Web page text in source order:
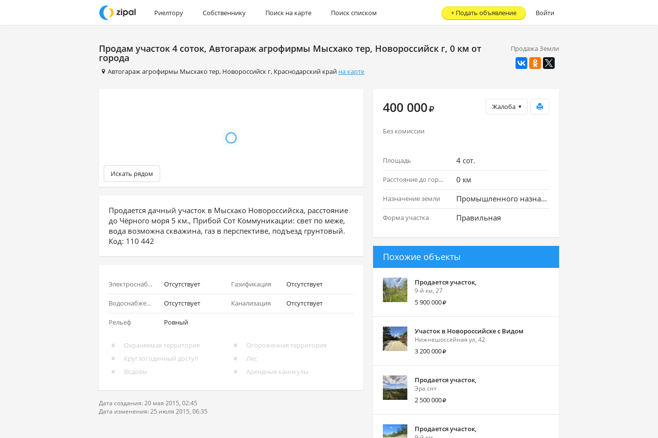
Риелтору Собственнику Поиск на карте Поиск списком Войти
+ Подать объявление
Продажа Земли
Продам участок 4 соток, Автогараж агрофирмы Мысхако тер, Новороссийск г, 0 км от
города
Автогараж агрофирмы Мысхако тер, Новороссийск г, Краснодарский край на карте
Искать рядом
Продается дачный участок в Мысхако Новороссийска, расстояние
до Чёрного моря 5 км., Прибой Сот Коммуникации: свет по меже,
вода возможна скважина, газ в перспективе, подъезд грунтовый.
Код: 110 442
Электроснабжение Отсутствует Газификация Отсутствует
Водоснабжение Отсутствует Канализация Отсутствует
Рельеф Ровный
Охраняемая территория
Огороженная территория
Круглогодичный доступ
Лес
Водоем
Арендные каникулы
Дата создания: 20 мая 2015, 02:45
Дата изменения: 25 июля 2015, 06:35
Жалоба
400 000
Без комиссии
Площадь 4 сот.
Расстояние до города 0 км
Назначение земли Промышленного назначения
Форма участка Правильная
Похожие объекты
Продается участок,
9-й км, 27
5 900 000
Участок в Новороссийске с Видом
Нижнешоссейная ул, 42
3 200 000
Продается участок,
Эра снт
2 500 000
Продается участок,